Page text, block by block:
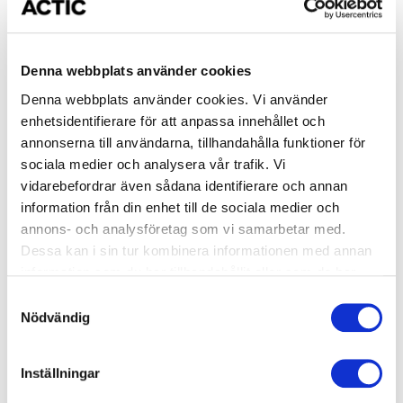
Denna webbplats använder cookies
Denna webbplats använder cookies. Vi använder
enhetsidentifierare för att anpassa innehållet och
annonserna till användarna, tillhandahålla funktioner för
sociala medier och analysera vår trafik. Vi
vidarebefordrar även sådana identifierare och annan
information från din enhet till de sociala medier och
annons- och analysföretag som vi samarbetar med.
Dessa kan i sin tur kombinera informationen med annan
Nödvändig
Inställningar
Passets olika övningar –
Tävling vs. Gruppträning
deltagare följer samma upplägg världen över – ett test